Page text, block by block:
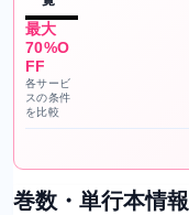
最大
70%O
FF
各サービ
スの条件
を比較
巻数・単行本情報